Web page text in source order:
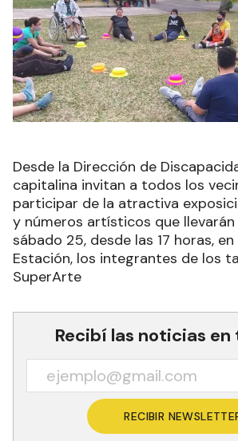
Desde la Dirección de
capitalina invitan a todos los
participar de la atractiva
y números artísticos que
sábado 25, desde las 17 horas, en
Estación, los integrantes de los
SuperArte
Recibí las noticias en
RECIBIR